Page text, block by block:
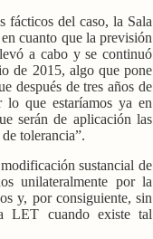
fácticos del caso, la Sala
cuanto que la previsión
a cabo y se continuó
de 2015, algo que pone
después de tres años de
que estaríamos ya en
serán de aplicación las
tolerancia”.
sustancial de
unilateralmente por la
y, por consiguiente, sin
LET cuando existe tal